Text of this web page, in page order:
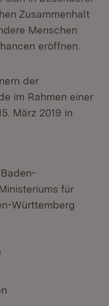
Zusammenhalt
Menschen
eröffnen.
der
im Rahmen einer
März 2019 in
für
Württemberg